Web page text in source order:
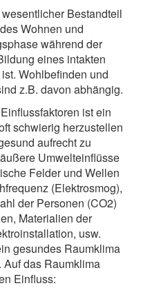
Bestandteil
Wohnen und
während der
eines intakten
Wohlbefinden und
z.B. davon abhängig.
ist ein
schwierig herzustellen
aufrecht zu
Umwelteinflüsse
Felder und Wellen
(Elektrosmog),
der Personen (CO2)
Materialien der
usw.
gesundes Raumklima
das Raumklima
Einfluss: